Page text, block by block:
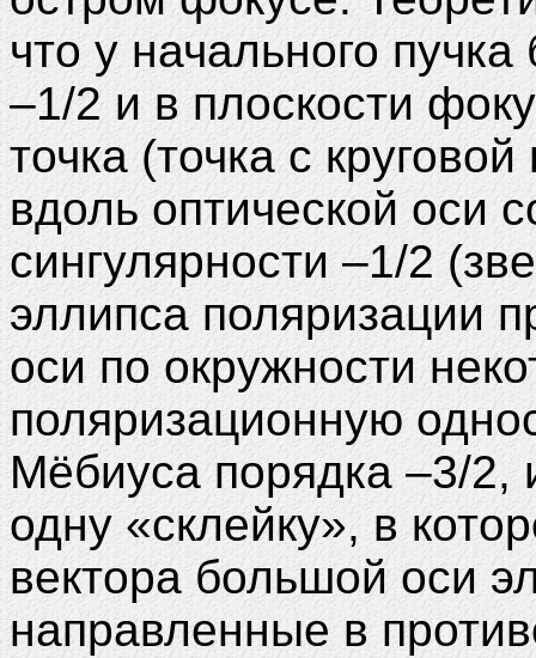
что у начального
–1/2 и в плоскости
точка (точка с
вдоль оптической оси
сингулярности –1/2
эллипса поляризации
оси по окружности
поляризационную
Мёбиуса порядка –3/
одну «склейку», в
вектора большой оси
направленные в